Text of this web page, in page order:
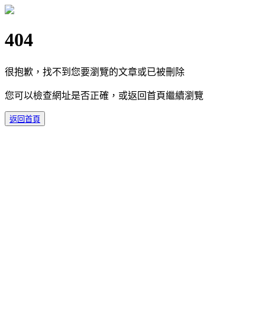
404
很抱歉，找不到您要瀏覽的文章或已被刪除
您可以檢查網址是否正確，或返回首頁繼續瀏覽
返回首頁